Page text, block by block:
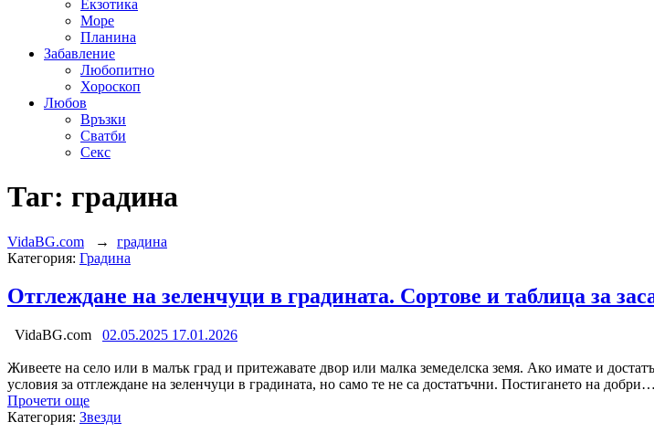
Екзотика
Море
Планина
Забавление
Любопитно
Хороскоп
Любов
Връзки
Сватби
Секс
Таг: градина
VidaBG.com → градина
Категория: Градина
Отглеждане на зеленчуци в градината. Сортове и таблица за
VidaBG.com 02.05.2025 17.01.2026
Живеете на село или в малък град и притежавате двор или малка земеделска земя. Ако имате и
условия за отглеждане на зеленчуци в градината, но само те не са достатъчни. Постигането на добри…
Прочети още
Категория: Звезди